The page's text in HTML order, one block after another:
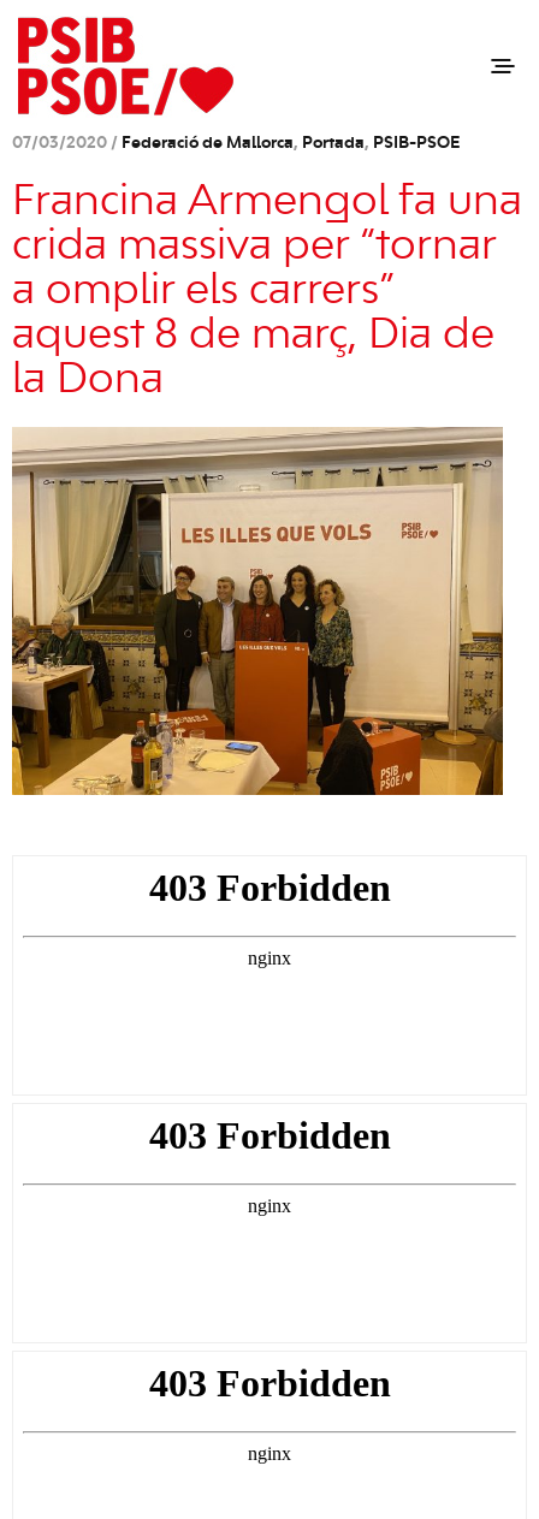
07/03/2020 / Federació de Mallorca, Portada, PSIB-PSOE
Francina Armengol fa una
crida massiva per “tornar
a omplir els carrers”
aquest 8 de març, Dia de
la Dona